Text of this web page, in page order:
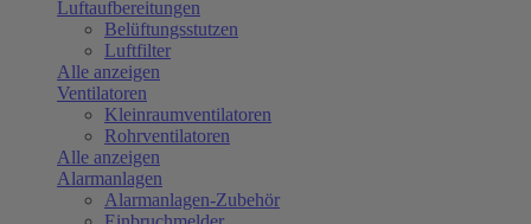
Luftaufbereitungen
Belüftungsstutzen
Luftfilter
Alle anzeigen
Ventilatoren
Kleinraumventilatoren
Rohrventilatoren
Alle anzeigen
Alarmanlagen
Alarmanlagen-Zubehör